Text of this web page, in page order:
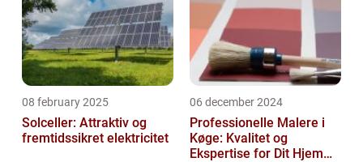
08 february 2025
Solceller: Attraktiv og
fremtidssikret elektricitet
06 december 2024
Professionelle Malere i
Køge: Kvalitet og
Ekspertise for Dit Hjem